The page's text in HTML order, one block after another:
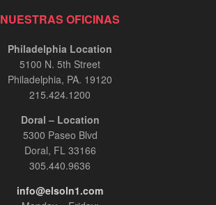
NUESTRAS OFICINAS
Philadelphia Location
5100 N. 5th Street
Philadelphia, PA. 19120
215.424.1200
Doral – Location
5300 Paseo Blvd
Doral, FL 33166
305.440.9636
info@elsoln1.com